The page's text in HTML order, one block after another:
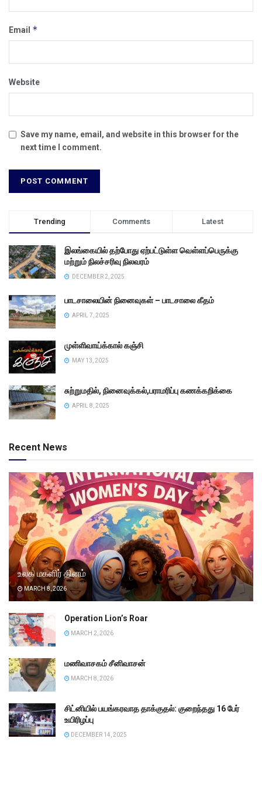
Email *
Website
Save my name, email, and website in this browser for the
next time I comment.
Trending Comments Latest
இலங்கையில் தற்போது ஏற்பட்டுள்ள வெள்ளப்பெருக்கு
மற்றும் நிலச்சரிவு நிலவரம்
DECEMBER 2, 2025
பாடசாலையின் நினைவுகள் – பாடசாலை கீதம்
APRIL 7, 2025
முள்ளிவாய்க்கால் கஞ்சி
MAY 13, 2025
சுற்றுமதில், நினைவுக்கல்,பராமரிப்பு கணக்கறிக்கை
APRIL 8, 2025
Recent News
உலக மகளிர் தினம்
MARCH 8, 2026
Operation Lion’s Roar
MARCH 2, 2026
மணிவாசகம் சீனிவாசன்
MARCH 8, 2026
சிட்னியில் பயங்கரவாத தாக்குதல்: குறைந்தது 16 பேர்
உயிரிழப்பு
DECEMBER 14, 2025